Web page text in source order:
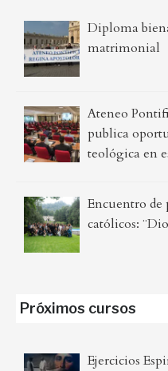
Diploma
matrimonial
Ateneo
publica
teológica en
Encuentro de
católicos:
Próximos cursos
Ejercicios